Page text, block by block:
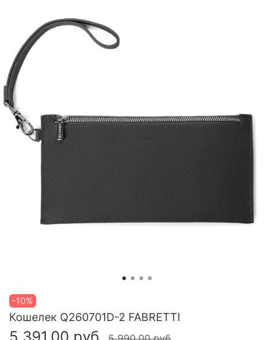
-10%
Кошелек Q260701D-2 FABRETTI